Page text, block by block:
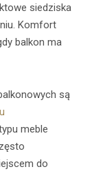
siedziska
Komfort
balkon ma
są
meble
do